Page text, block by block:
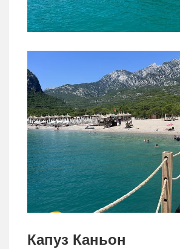
Капуз Каньон